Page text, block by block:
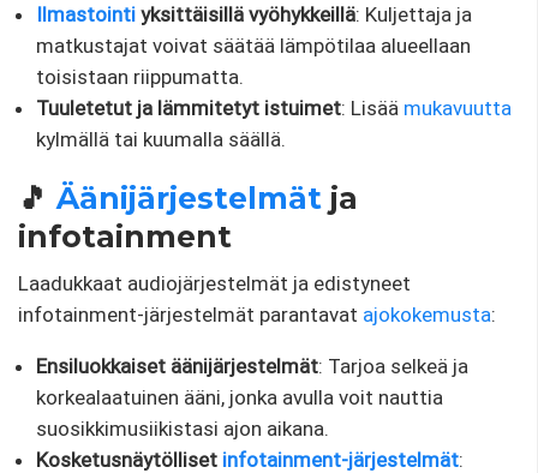
Ilmastointi yksittäisillä vyöhykkeillä: Kuljettaja ja
matkustajat voivat säätää lämpötilaa alueellaan
toisistaan ​​riippumatta.
Tuuletetut ja lämmitetyt istuimet: Lisää mukavuutta
kylmällä tai kuumalla säällä.
🎵 Äänijärjestelmät ja
infotainment
Laadukkaat audiojärjestelmät ja edistyneet
infotainment-järjestelmät parantavat ajokokemusta:
Ensiluokkaiset äänijärjestelmät: Tarjoa selkeä ja
korkealaatuinen ääni, jonka avulla voit nauttia
suosikkimusiikistasi ajon aikana.
Kosketusnäytölliset infotainment-järjestelmät: